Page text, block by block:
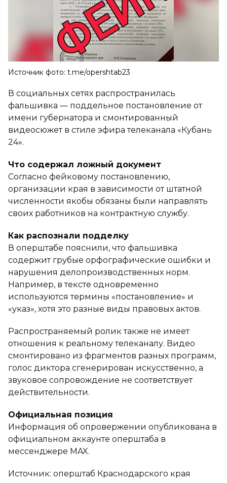
Источник фото: t.me/opershtab23
В социальных сетях распространилась
фальшивка — поддельное постановление от
имени губернатора и смонтированный
видеосюжет в стиле эфира телеканала «Кубань
24».
Что содержал ложный документ
Согласно фейковому постановлению,
организации края в зависимости от штатной
численности якобы обязаны были направлять
своих работников на контрактную службу.
Как распознали подделку
В оперштабе пояснили, что фальшивка
содержит грубые орфографические ошибки и
нарушения делопроизводственных норм.
Например, в тексте одновременно
используются термины «постановление» и
«указ», хотя это разные виды правовых актов.
Распространяемый ролик также не имеет
отношения к реальному телеканалу. Видео
смонтировано из фрагментов разных программ,
голос диктора сгенерирован искусственно, а
звуковое сопровождение не соответствует
действительности.
Официальная позиция
Информация об опровержении опубликована в
официальном аккаунте оперштаба в
мессенджере MAX.
Источник: оперштаб Краснодарского края